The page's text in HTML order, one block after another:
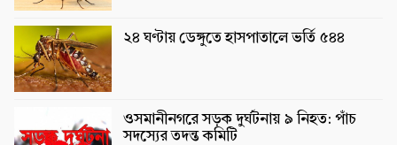
২৪ ঘণ্টায় ডেঙ্গুতে হাসপাতালে ভর্তি ৫৪৪
ওসমানীনগরে সড়ক দুর্ঘটনায় ৯ নিহত: পাঁচ
সদস্যের তদন্ত কমিটি